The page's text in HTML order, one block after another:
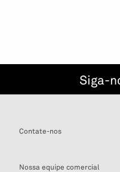
Siga-
Contate-nos
Nossa equipe comercial